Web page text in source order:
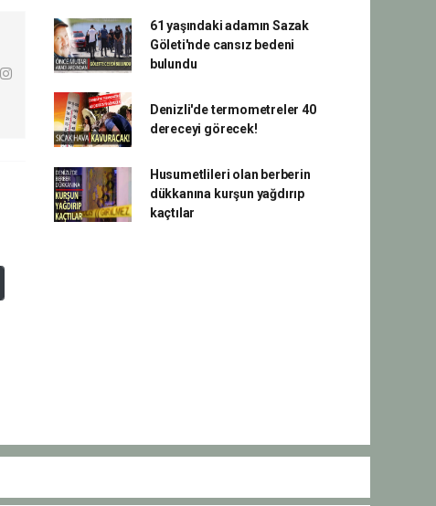
61 yaşındaki adamın Sazak
Göleti'nde cansız bedeni
bulundu
Denizli'de termometreler 40
dereceyi görecek!
Husumetlileri olan berberin
dükkanına kurşun yağdırıp
kaçtılar